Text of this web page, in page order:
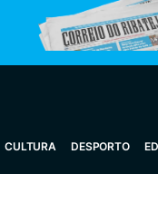
CULTURA DESPORTO